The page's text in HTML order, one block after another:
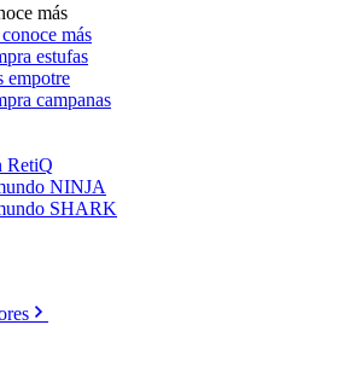
más
más
estufas
empotre
campanas
RetiQ
NINJA
SHARK